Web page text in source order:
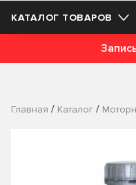
КАТАЛОГ ТОВАРОВ
Главная / Каталог /